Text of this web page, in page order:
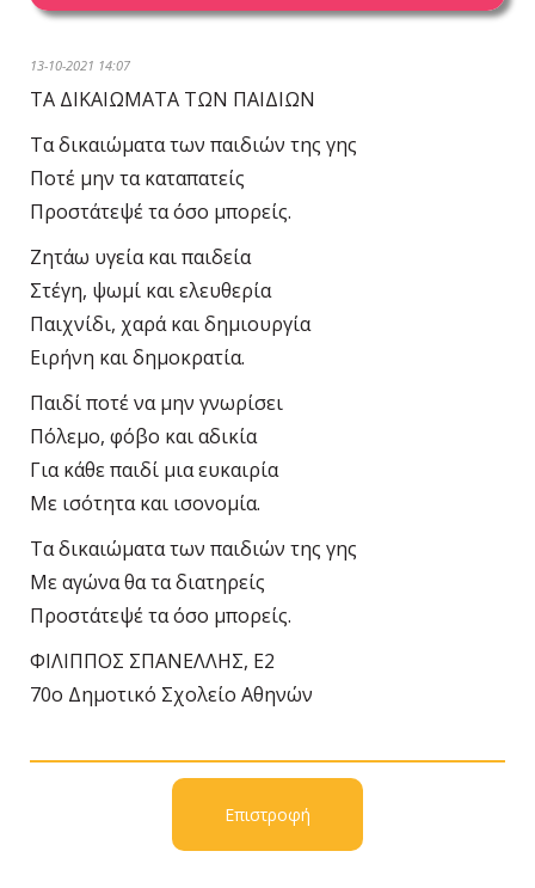
13-10-2021 14:07
ΤΑ ΔΙΚΑΙΩΜΑΤΑ ΤΩΝ ΠΑΙΔΙΩΝ
Τα δικαιώματα των παιδιών της γης
Ποτέ μην τα καταπατείς
Προστάτεψέ τα όσο μπορείς.
Ζητάω υγεία και παιδεία
Στέγη, ψωμί και ελευθερία
Παιχνίδι, χαρά και δημιουργία
Ειρήνη και δημοκρατία.
Παιδί ποτέ να μην γνωρίσει
Πόλεμο, φόβο και αδικία
Για κάθε παιδί μια ευκαιρία
Με ισότητα και ισονομία.
Τα δικαιώματα των παιδιών της γης
Με αγώνα θα τα διατηρείς
Προστάτεψέ τα όσο μπορείς.
ΦΙΛΙΠΠΟΣ ΣΠΑΝΕΛΛΗΣ, Ε2
70ο Δημοτικό Σχολείο Αθηνών
Επιστροφή